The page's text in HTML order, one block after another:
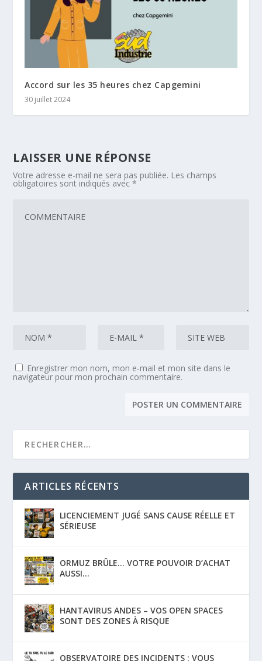
Accord sur les 35 heures chez Capgemini
30 juillet 2024
LAISSER UNE RÉPONSE
Votre adresse e-mail ne sera pas publiée. Les champs
obligatoires sont indiqués avec*
Enregistrer mon nom, mon e-mail et mon site dans le
navigateur pour mon prochain commentaire.
ARTICLES RÉCENTS
LICENCIEMENT JUGÉ SANS CAUSE RÉELLE ET
SÉRIEUSE
ORMUZ BRÛLE… VOTRE POUVOIR D’ACHAT
AUSSI…
HANTAVIRUS ANDES – VOS OPEN SPACES
SONT DES ZONES À RISQUE
OBSERVATOIRE DES INCIDENTS : VOUS